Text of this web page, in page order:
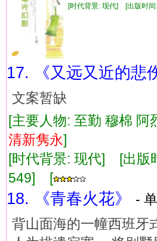
[时代背景: 现代] [出版时
17. 《又远又近的悲
文案暂缺
[主要人物: 至勤 穆棉
清新隽永]
[时代背景: 现代] [出
549] [
18. 《青春火花》
-
背山面海的一幢西班牙